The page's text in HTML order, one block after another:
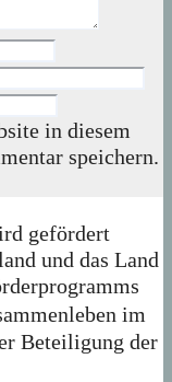
in diesem
speichern.
gefördert
und das Land
im
Beteiligung der